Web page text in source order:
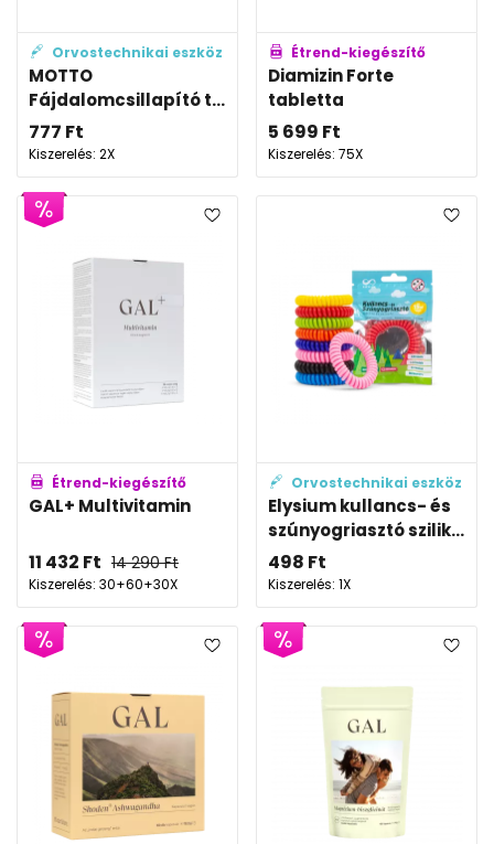
Orvostechnikai eszköz
MOTTO
Fájdalomcsillapító t...
777 Ft
Kiszerelés: 2X
Étrend-kiegészítő
Diamizin Forte
tabletta
5 699 Ft
Kiszerelés: 75X
Étrend-kiegészítő
GAL+ Multivitamin
11 432 Ft 14 290Ft
Kiszerelés: 30+60+30X
Orvostechnikai eszköz
Elysium kullancs- és
szúnyogriasztó szilik...
498 Ft
Kiszerelés: 1X